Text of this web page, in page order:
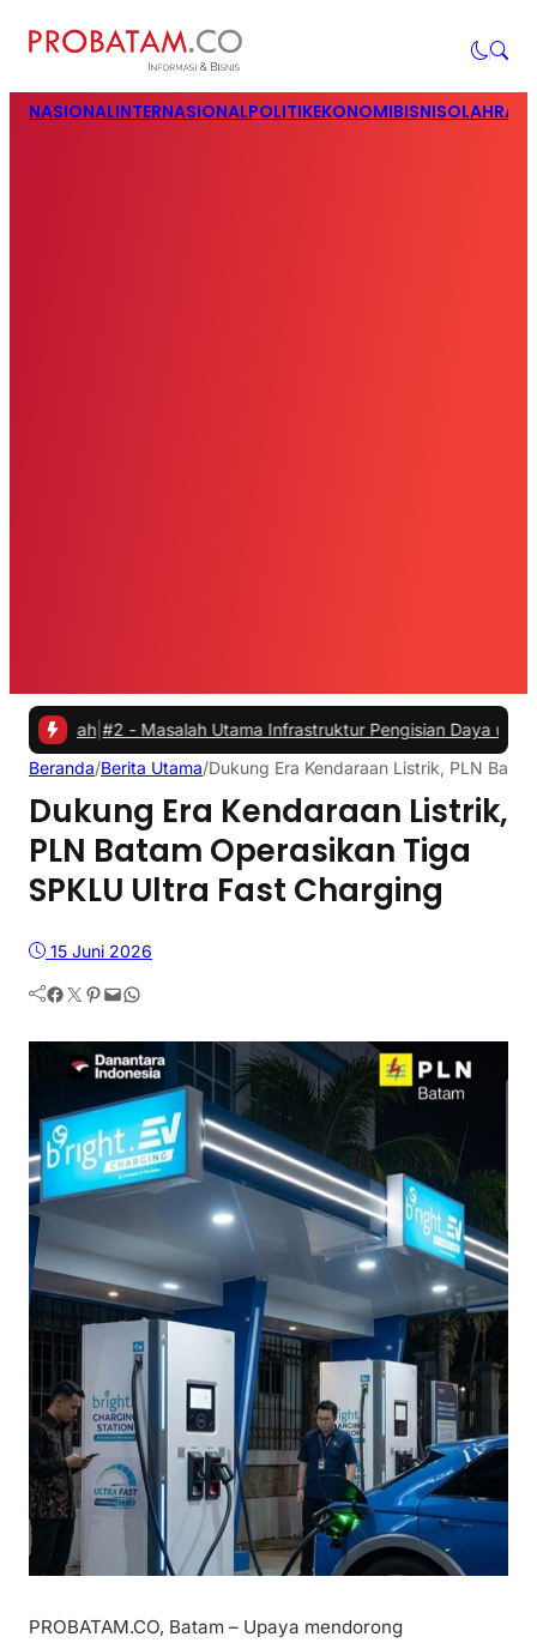
NASIONALINTERNASIONALPOLITIKEKONOMIBISNIS
#2 - Masalah Utama Infrastruktur Pengisian Daya untuk Mobil
Beranda/Berita Utama/Dukung Era Kendaraan Listrik, PLN
Dukung Era Kendaraan Listrik,
PLN Batam Operasikan Tiga
SPKLU Ultra Fast Charging
15 Juni 2026
Facebook Twitter Pinterest Mail WhatsApp
PROBATAM.CO, Batam – Upaya mendorong